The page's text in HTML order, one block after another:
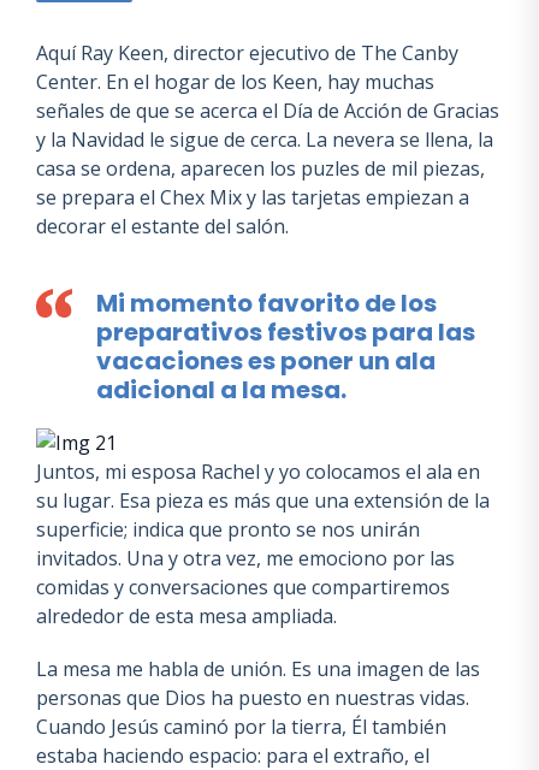
Aquí Ray Keen, director ejecutivo de The Canby
Center. En el hogar de los Keen, hay muchas
señales de que se acerca el Día de Acción de Gracias
y la Navidad le sigue de cerca. La nevera se llena, la
casa se ordena, aparecen los puzles de mil piezas,
se prepara el Chex Mix y las tarjetas empiezan a
decorar el estante del salón.
Mi momento favorito de los
preparativos festivos para las
vacaciones es poner un ala
adicional a la mesa.
Juntos, mi esposa Rachel y yo colocamos el ala en
su lugar. Esa pieza es más que una extensión de la
superficie; indica que pronto se nos unirán
invitados. Una y otra vez, me emociono por las
comidas y conversaciones que compartiremos
alrededor de esta mesa ampliada.
La mesa me habla de unión. Es una imagen de las
personas que Dios ha puesto en nuestras vidas.
Cuando Jesús caminó por la tierra, Él también
estaba haciendo espacio: para el extraño, el